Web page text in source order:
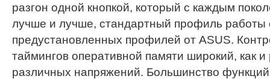
разгон одной кнопкой, который с каждым
лучше и лучше, стандартный профиль работы
предустановленных профилей от ASUS.
таймингов оперативной памяти широкий, как и
различных напряжений. Большинство